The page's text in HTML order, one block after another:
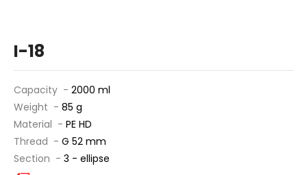
I-18
Capacity - 2000 ml
Weight - 85 g
Material - PE HD
Thread - G 52 mm
Section - 3 - ellipse